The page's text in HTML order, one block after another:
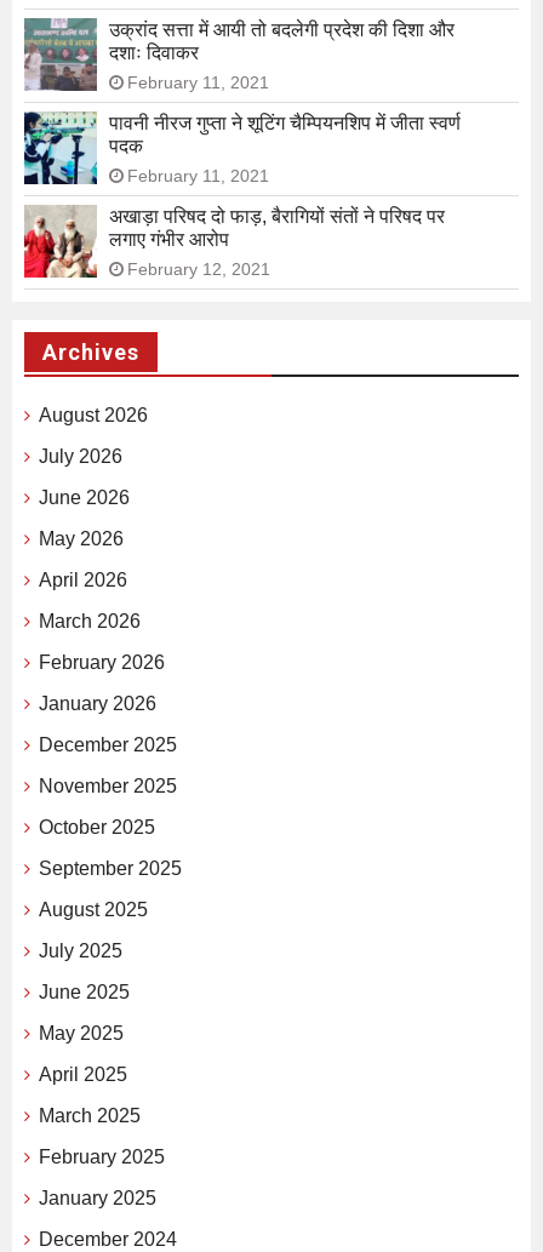
उक्रांद सत्ता में आयी तो बदलेगी प्रदेश की दिशा और
दशाः दिवाकर
February 11, 2021
पावनी नीरज गुप्ता ने शूटिंग चैम्पियनशिप में जीता स्वर्ण
पदक
February 11, 2021
अखाड़ा परिषद दो फाड़, बैरागियों संतों ने परिषद पर
लगाए गंभीर आरोप
February 12, 2021
Archives
August 2026
July 2026
June 2026
May 2026
April 2026
March 2026
February 2026
January 2026
December 2025
November 2025
October 2025
September 2025
August 2025
July 2025
June 2025
May 2025
April 2025
March 2025
February 2025
January 2025
December 2024